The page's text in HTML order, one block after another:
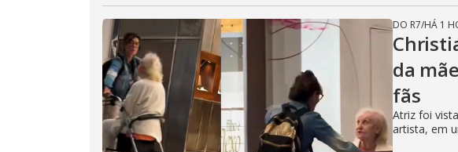
DO R7/HÁ 1
da
fãs
Atriz foi
artista, em